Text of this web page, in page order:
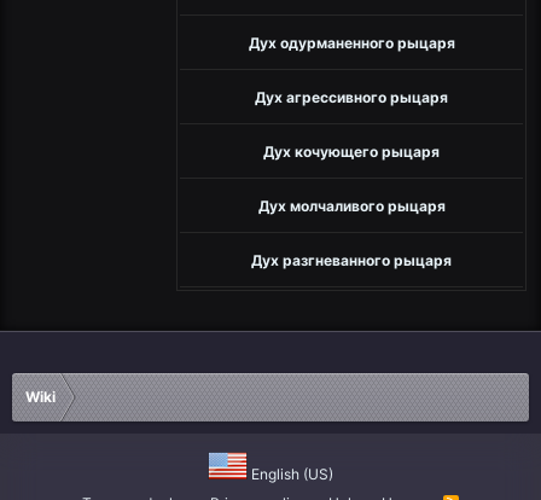
Дух одурманенного рыцаря
Дух агрессивного рыцаря
Дух кочующего рыцаря
Дух молчаливого рыцаря
Дух разгневанного рыцаря
Wiki
English (US)